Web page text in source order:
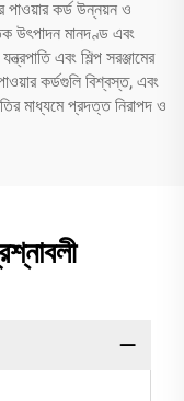
পাওয়ার কর্ড উন্নয়ন ও
উৎপাদন মানদণ্ড এবং
এবং শিল্প সরঞ্জামের
কর্ডগুলি বিশ্বস্ত, এবং
মাধ্যমে প্রদত্ত নিরাপদ ও